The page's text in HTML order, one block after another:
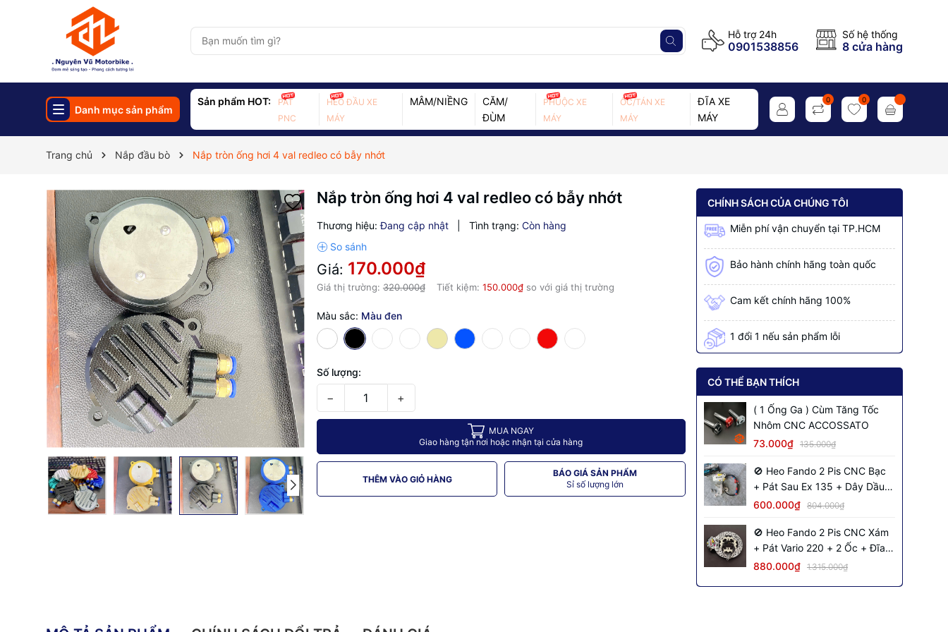
Hỗ trợ 24h
0901538856
Số hệ thống
8 cửa hàng
Danh mục sản phẩm
Sản phẩm HOT:
PAT
PNC
HEO ĐẦU XE
MÁY
MÂM/NIỀNG
CĂM/
ĐÙM
PHUỘC XE
MÁY
ỐC/TÁN XE
MÁY
ĐĨA XE
MÁY
0 0
Trang chủ Nắp đầu bò Nắp tròn ống hơi 4 val redleo có bẫy nhớt
Nắp tròn ống hơi 4 val redleo có bẫy nhớt
Thương hiệu: Đang cập nhật Tình trạng: Còn hàng
Giá: 170.000₫
Giá thị trường: 320.000₫ Tiết kiệm: 150.000₫so với giá thị trường
Màu sắc: Màu đen
Số lượng:
− +
MUA NGAY
Giao hàng tận nơi hoặc nhận tại cửa hàng
THÊM VÀO GIỎ HÀNG
BÁO GIÁ SẢN PHẨM
Sỉ số lượng lớn
CHÍNH SÁCH CỦA CHÚNG TÔI
Miễn phí vận chuyển tại TP.HCM
Bảo hành chính hãng toàn quốc
Cam kết chính hãng 100%
1 đổi 1 nếu sản phẩm lỗi
CÓ THỂ BẠN THÍCH
( 1 Ống Ga ) Cùm Tăng Tốc
Nhôm CNC ACCOSSATO
73.000₫ 135.000₫
🚫 Heo Fando 2 Pis CNC Bạc
+ Pát Sau Ex 135 + Dây Dầu
Đen + 2 Ốc Salaya
600.000₫ 804.000₫
🚫 Heo Fando 2 Pis CNC Xám
+ Pát Vario 220 + 2 Ốc + Đĩa
NVM S2 + Dây Dầu Đen Inox
880.000₫ 1.315.000₫